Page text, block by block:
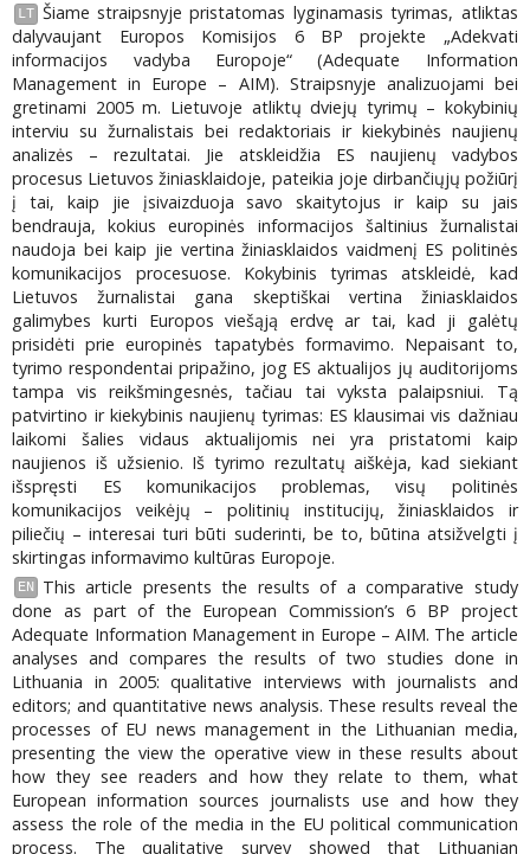
LT Šiame straipsnyje pristatomas lyginamasis tyrimas, atliktas
dalyvaujant Europos Komisijos 6 BP projekte „Adekvati
informacijos vadyba Europoje“ (Adequate Information
Management in Europe – AIM). Straipsnyje analizuojami bei
gretinami 2005 m. Lietuvoje atliktų dviejų tyrimų – kokybinių
interviu su žurnalistais bei redaktoriais ir kiekybinės naujienų
analizės – rezultatai. Jie atskleidžia ES naujienų vadybos
procesus Lietuvos žiniasklaidoje, pateikia joje dirbančiųjų požiūrį
į tai, kaip jie įsivaizduoja savo skaitytojus ir kaip su jais
bendrauja, kokius europinės informacijos šaltinius žurnalistai
naudoja bei kaip jie vertina žiniasklaidos vaidmenį ES politinės
komunikacijos procesuose. Kokybinis tyrimas atskleidė, kad
Lietuvos žurnalistai gana skeptiškai vertina žiniasklaidos
galimybes kurti Europos viešąją erdvę ar tai, kad ji galėtų
prisidėti prie europinės tapatybės formavimo. Nepaisant to,
tyrimo respondentai pripažino, jog ES aktualijos jų auditorijoms
tampa vis reikšmingesnės, tačiau tai vyksta palaipsniui. Tą
patvirtino ir kiekybinis naujienų tyrimas: ES klausimai vis dažniau
laikomi šalies vidaus aktualijomis nei yra pristatomi kaip
naujienos iš užsienio. Iš tyrimo rezultatų aiškėja, kad siekiant
išspręsti ES komunikacijos problemas, visų politinės
komunikacijos veikėjų – politinių institucijų, žiniasklaidos ir
piliečių – interesai turi būti suderinti, be to, būtina atsižvelgti į
skirtingas informavimo kultūras Europoje.
EN
This article presents the results of a comparative study
done as part of the European Commission’s 6 BP project
Adequate Information Management in Europe – AIM. The article
analyses and compares the results of two studies done in
Lithuania in 2005: qualitative interviews with journalists and
editors; and quantitative news analysis. These results reveal the
processes of EU news management in the Lithuanian media,
presenting the view the operative view in these results about
how they see readers and how they relate to them, what
European information sources journalists use and how they
assess the role of the media in the EU political communication
process. The qualitative survey showed that Lithuanian